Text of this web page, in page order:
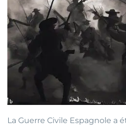
La Guerre Civile Espagnole a